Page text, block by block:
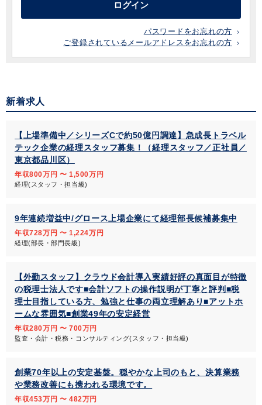
ログイン
パスワードをお忘れの方
ご登録されているメールアドレスをお忘れの方
新着求人
【上場準備中／シリーズCで約50億円調達】急成長トラベル
テック企業の経理スタッフ募集！（経理スタッフ／正社員／
東京都品川区）
年収800万円 〜 1,500万円
経理(スタッフ・担当級)
9年連続増益中/グロース上場企業にて経理部長候補募集中
年収728万円 〜 1,224万円
経理(部長・部門長級)
【外勤スタッフ】クラウド会計導入実績好評の真面目が特徴
の税理士法人です■会計ソフトの操作説明が丁寧と評判■税
理士目指している方、勉強と仕事の両立理解あり■アットホ
ームな雰囲気■創業49年の安定経営
年収280万円 〜 700万円
監査・会計・税務・コンサルティング(スタッフ・担当級)
創業70年以上の安定基盤。穏やかな上司のもと、決算業務
や業務改善にも携われる環境です。
年収453万円 〜 482万円